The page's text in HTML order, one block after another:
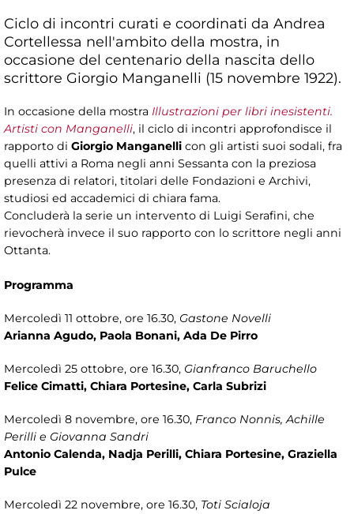
Ciclo di incontri curati e coordinati da Andrea
Cortellessa nell'ambito della mostra, in
occasione del centenario della nascita dello
scrittore Giorgio Manganelli (15 novembre 1922).
In occasione della mostra Illustrazioni per libri inesistenti.
Artisti con Manganelli, il ciclo di incontri approfondisce il
rapporto di Giorgio Manganelli con gli artisti suoi sodali, fra
quelli attivi a Roma negli anni Sessanta con la preziosa
presenza di relatori, titolari delle Fondazioni e Archivi,
studiosi ed accademici di chiara fama.
Concluderà la serie un intervento di Luigi Serafini, che
rievocherà invece il suo rapporto con lo scrittore negli anni
Ottanta.
Programma
Mercoledì 11 ottobre, ore 16.30, Gastone Novelli
Arianna Agudo, Paola Bonani, Ada De Pirro
Mercoledì 25 ottobre, ore 16.30, Gianfranco Baruchello
Felice Cimatti, Chiara Portesine, Carla Subrizi
Mercoledì 8 novembre, ore 16.30, Franco Nonnis, Achille
Perilli e Giovanna Sandri
Antonio Calenda, Nadja Perilli, Chiara Portesine, Graziella
Pulce
Mercoledì 22 novembre, ore 16.30, Toti Scialoja